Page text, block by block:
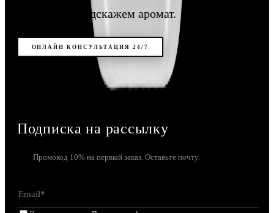
Напишите, подскажем аромат.
ОНЛАЙН КОНСУЛЬТАЦИЯ 24/7
Подписка на рассылку
Промокод 10% на первый заказ. Оставьте почту.